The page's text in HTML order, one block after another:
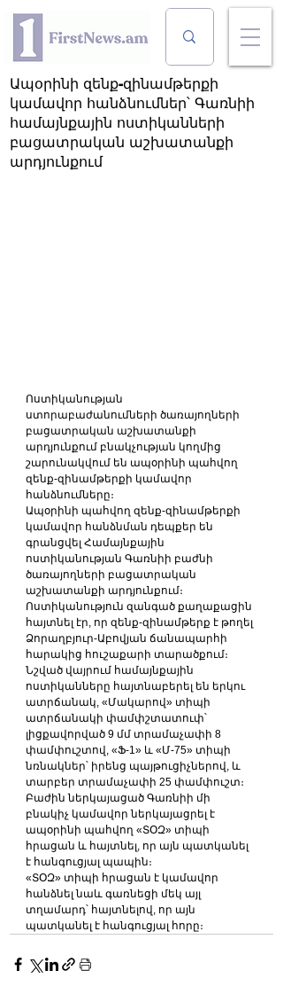
Ապօրինի զենք-զինամթերքի
կամավոր հանձնումներ՝ Գառնիի
համայնքային ոստիկանների
բացատրական աշխատանքի
արդյունքում
Ոստիկանության
ստորաբաժանումների ծառայողների
բացատրական աշխատանքի
արդյունքում բնակչության կողմից
շարունակվում են ապօրինի պահվող
զենք-զինամթերքի կամավոր
հանձնումները։
Ապօրինի պահվող զենք-զինամթերքի
կամավոր հանձնման դեպքեր են
գրանցվել Համայնքային
ոստիկանության Գառնիի բաժնի
ծառայողների բացատրական
աշխատանքի արդյունքում։
Ոստիկանություն զանգած քաղաքացին
հայտնել էր, որ զենք-զինամթերք է թողել
Ձորաղբյուր-Աբովյան ճանապարհի
հարակից հուշաքարի տարածքում։
Նշված վայրում համայնքային
ոստիկանները հայտնաբերել են երկու
ատրճանակ, «Մակարով» տիպի
ատրճանակի փամփշտատուփ՝
լիցքավորված 9 մմ տրամաչափի 8
փամփուշտով, «Ֆ-1» և «Մ-75» տիպի
նռնակներ՝ իրենց պայթուցիչներով, և
տարբեր տրամաչափի 25 փամփուշտ։
Բաժին ներկայացած Գառնիի մի
բնակիչ կամավոր ներկայացրել է
ապօրինի պահվող «ՏՕԶ» տիպի
հրացան և հայտնել, որ այն պատկանել
է հանգուցյալ պապին։
«ՏՕԶ» տիպի հրացան է կամավոր
հանձնել նաև գառնեցի մեկ այլ
տղամարդ՝ հայտնելով, որ այն
պատկանել է հանգուցյալ հորը։